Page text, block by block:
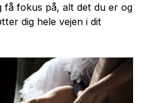
få fokus på, alt det du er og
dig hele vejen i dit